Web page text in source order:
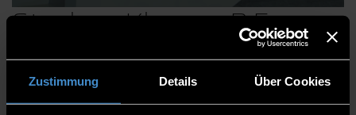
Zustimmung Details Über Cookies
Stephan Klauser, B.Eng.
Teamleitung: